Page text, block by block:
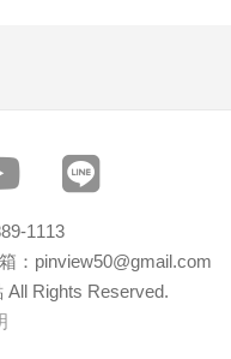
1113
：pinview50@gmail.com
Rights Reserved.